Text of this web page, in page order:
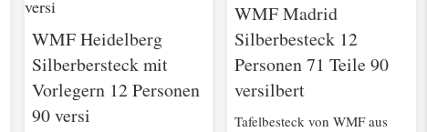
WMF Heidelberg
Silberbersteck mit
Vorlegern 12 Personen
90 versi
WMF Madrid
Silberbesteck 12
Personen 71 Teile 90
versilbert
Tafelbesteck von WMF aus